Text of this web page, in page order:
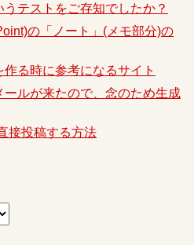
うテストをご存知でしたか？
の「ノート」(メモ部分)の
る時に参考になるサイト
ールが来たので、念のため生成
接投稿する方法